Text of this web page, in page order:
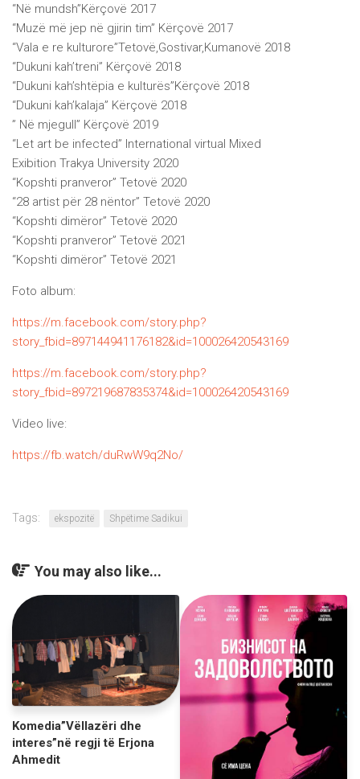
“Në mundsh”Kërçovë 2017
“Muzë më jep në gjirin tim” Kërçovë 2017
“Vala e re kulturore”Tetovë,Gostivar,Kumanovë 2018
“Dukuni kah’treni” Kërçovë 2018
“Dukuni kah’shtëpia e kulturës”Kërçovë 2018
“Dukuni kah’kalaja” Kërçovë 2018
” Në mjegull” Kërçovë 2019
“Let art be infected” International virtual Mixed
Exibition Trakya University 2020
“Kopshti pranveror” Tetovë 2020
“28 artist për 28 nëntor” Tetovë 2020
“Kopshti dimëror” Tetovë 2020
“Kopshti pranveror” Tetovë 2021
“Kopshti dimëror” Tetovë 2021
Foto album:
https://m.facebook.com/story.php?
story_fbid=897144941176182&id=100026420543169
https://m.facebook.com/story.php?
story_fbid=897219687835374&id=100026420543169
Video live:
https://fb.watch/duRwW9q2No/
Tags: ekspozitë Shpëtime Sadikui
You may also like...
Komedia”Vëllazëri dhe
interes”në regji të Erjona
Ahmedit